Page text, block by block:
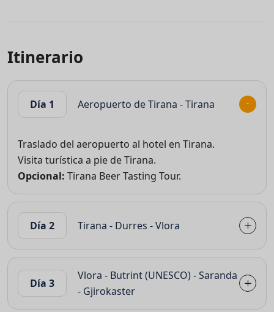
Itinerario
Día 1 Aeropuerto de Tirana - Tirana
Traslado del aeropuerto al hotel en Tirana.
Visita turística a pie de Tirana.
Opcional: Tirana Beer Tasting Tour.
Día 2 Tirana - Durres - Vlora
Día 3
Vlora - Butrint (UNESCO) - Saranda
- Gjirokaster